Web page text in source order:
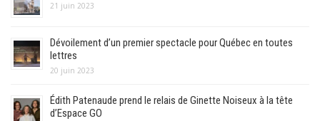
21 juin 2023
Dévoilement d’un premier spectacle pour Québec en toutes
lettres
20 juin 2023
Édith Patenaude prend le relais de Ginette Noiseux à la tête
d’Espace GO